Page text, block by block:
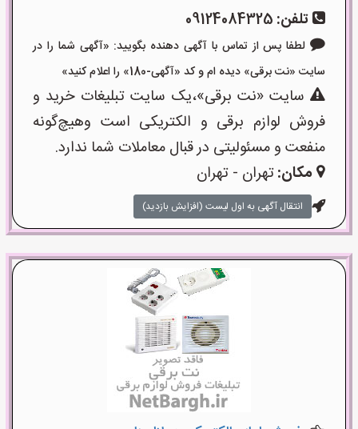
تلفن: 09124084325
لطفا پس از تماس با آگهی دهنده بگویید: «آگهی شما را در
سایت «نت برقی» دیده ام و کد «آگهی-180» را اعلام کنید»
سایت «نت برقی»،یک سایت تبلیغات خرید و
فروش لوازم برقی و الکتریکی است وهیچ‌گونه
منفعت و مسئولیتی در قبال معاملات شما ندارد.
مکان:تهران - تهران
انتقال آگهی به اول لیست (افزایش بازدید)